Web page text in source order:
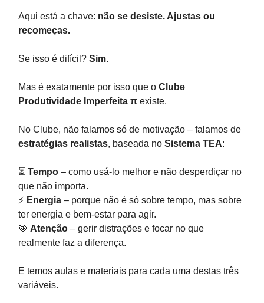
Aqui está a chave: não se desiste. Ajustas ou
recomeças.
Se isso é difícil? Sim.
Mas é exatamente por isso que o Clube
Produtividade Imperfeita π existe.
No Clube, não falamos só de motivação – falamos de
estratégias realistas, baseada no Sistema TEA:
⏳ Tempo – como usá-lo melhor e não desperdiçar no
que não importa.
⚡ Energia – porque não é só sobre tempo, mas sobre
ter energia e bem-estar para agir.
🎯 Atenção – gerir distrações e focar no que
realmente faz a diferença.
E temos aulas e materiais para cada uma destas três
variáveis.